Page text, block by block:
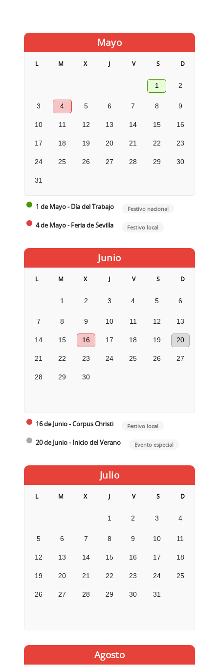
Mayo
L M X J V S D
1 2
3 4 5 6 7 8 9
10 11 12 13 14 15 16
17 18 19 20 21 22 23
24 25 26 27 28 29 30
31
1 de Mayo - Día del Trabajo Festivo nacional
4 de Mayo - Feria de Sevilla Festivo local
Junio
L M X J V S D
1 2 3 4 5 6
7 8 9 10 11 12 13
14 15 16 17 18 19 20
21 22 23 24 25 26 27
28 29 30
16 de Junio - Corpus Christi Festivo local
20 de Junio - Inicio del Verano Evento especial
Julio
L M X J V S D
1 2 3 4
5 6 7 8 9 10 11
12 13 14 15 16 17 18
19 20 21 22 23 24 25
26 27 28 29 30 31
Agosto